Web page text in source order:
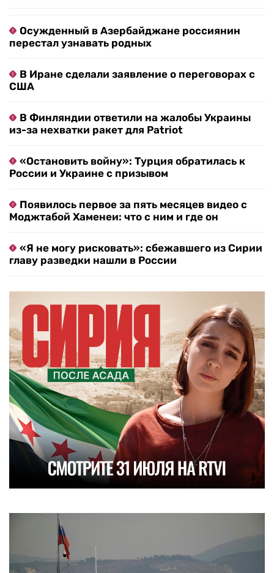
Осужденный в Азербайджане россиянин
перестал узнавать родных
В Иране сделали заявление о переговорах с
США
В Финляндии ответили на жалобы Украины
из-за нехватки ракет для Patriot
«Остановить войну»: Турция обратилась к
России и Украине с призывом
Появилось первое за пять месяцев видео с
Моджтабой Хаменеи: что с ним и где он
«Я не могу рисковать»: сбежавшего из Сирии
главу разведки нашли в России